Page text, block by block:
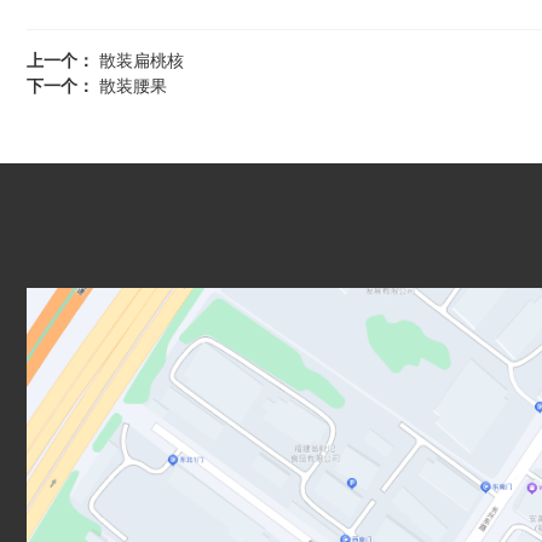
上一个： 散装扁桃核
下一个： 散装腰果